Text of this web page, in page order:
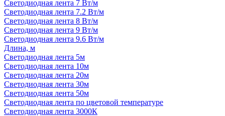
Светодиодная лента 7 Вт/м
Светодиодная лента 7.2 Вт/м
Светодиодная лента 8 Вт/м
Светодиодная лента 9 Вт/м
Светодиодная лента 9.6 Вт/м
Длина, м
Светодиодная лента 5м
Светодиодная лента 10м
Светодиодная лента 20м
Светодиодная лента 30м
Светодиодная лента 50м
Светодиодная лента по цветовой температуре
Светодиодная лента 3000К